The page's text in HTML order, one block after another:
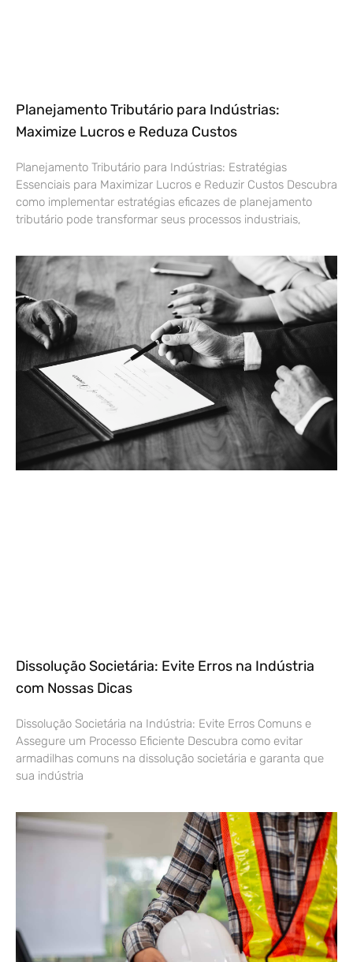
Planejamento Tributário para Indústrias:
Maximize Lucros e Reduza Custos
Planejamento Tributário para Indústrias: Estratégias
Essenciais para Maximizar Lucros e Reduzir Custos Descubra
como implementar estratégias eficazes de planejamento
tributário pode transformar seus processos industriais,
Dissolução Societária: Evite Erros na Indústria
com Nossas Dicas
Dissolução Societária na Indústria: Evite Erros Comuns e
Assegure um Processo Eficiente Descubra como evitar
armadilhas comuns na dissolução societária e garanta que
sua indústria